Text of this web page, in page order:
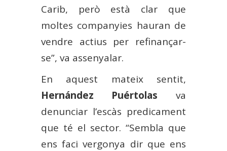
Carib, però està clar que
moltes companyies hauran de
vendre actius per refinançar-
se”, va assenyalar.
En aquest mateix sentit,
Hernández Puértolas va
denunciar l’escàs predicament
que té el sector. “Sembla que
ens faci vergonya dir que ens